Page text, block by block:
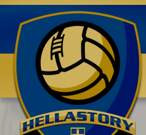
Benvenuti su HELLASTORY.net